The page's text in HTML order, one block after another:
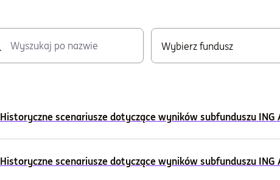
Wybierz fundusz
Historyczne scenariusze dotyczące wyników subfunduszu ING
Historyczne scenariusze dotyczące wyników subfunduszu ING